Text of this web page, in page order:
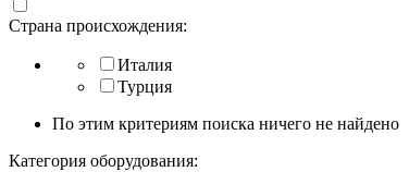
Страна происхождения:
Италия
Турция
По этим критериям поиска ничего не найдено
Категория оборудования: